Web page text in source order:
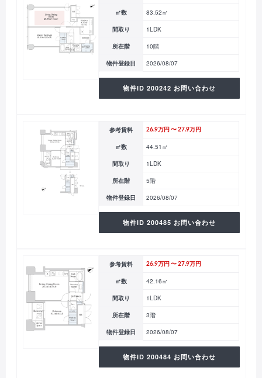
㎡数 83.52㎡
間取り 1LDK
所在階 10階
物件登録日 2026/08/07
物件ID 200242 お問い合わせ
参考賃料 26.9万円 〜 27.9万円
㎡数 44.51㎡
間取り 1LDK
所在階 5階
物件登録日 2026/08/07
物件ID 200485 お問い合わせ
参考賃料 26.9万円 〜 27.9万円
㎡数 42.16㎡
間取り 1LDK
所在階 3階
物件登録日 2026/08/07
物件ID 200484 お問い合わせ